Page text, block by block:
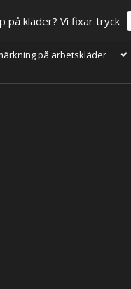
på kläder? Vi fixar tryck
på arbetskläder